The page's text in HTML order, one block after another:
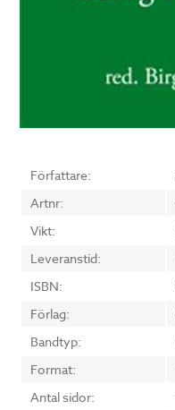
Författare:
Artnr:
Vikt:
Leveranstid:
ISBN:
Förlag:
Bandtyp:
Format:
Antal sidor: